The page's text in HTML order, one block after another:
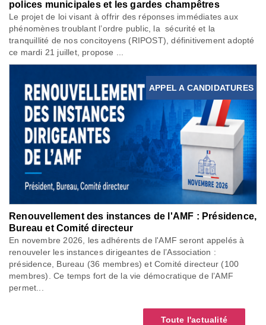
polices municipales et les gardes champêtres
Le projet de loi visant à offrir des réponses immédiates aux
phénomènes troublant l’ordre public, la sécurité et la
tranquillité de nos concitoyens (RIPOST), définitivement adopté
ce mardi 21 juillet, propose ...
APPEL A CANDIDATURES
Renouvellement des instances de l'AMF : Présidence,
Bureau et Comité directeur
En novembre 2026, les adhérents de l'AMF seront appelés à
renouveler les instances dirigeantes de l’Association :
présidence, Bureau (36 membres) et Comité directeur (100
membres). Ce temps fort de la vie démocratique de l’AMF
permet...
Toute l'actualité